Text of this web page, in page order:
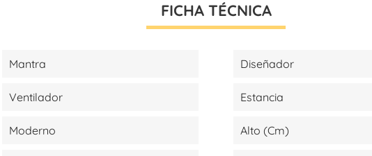
FICHA TÉCNICA
Mantra Diseñador
Ventilador Estancia
Moderno Alto (cm)